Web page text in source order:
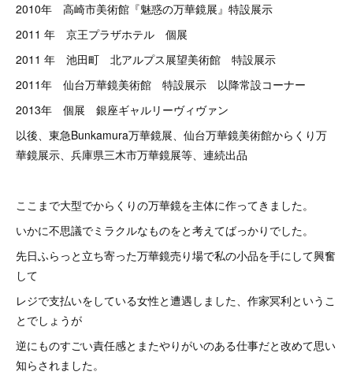
2010年 高崎市美術館『魅惑の万華鏡展』特設展示
2011 年 京王プラザホテル 個展
2011 年 池田町 北アルプス展望美術館 特設展示
2011年 仙台万華鏡美術館 特設展示 以降常設コーナー
2013年 個展 銀座ギャルリーヴィヴァン
以後、東急Bunkamura万華鏡展、仙台万華鏡美術館からくり万
華鏡展示、兵庫県三木市万華鏡展等、連続出品
ここまで大型でからくりの万華鏡を主体に作ってきました。
いかに不思議でミラクルなものをと考えてばっかりでした。
先日ふらっと立ち寄った万華鏡売り場で私の小品を手にして興奮
して
レジで支払いをしている女性と遭遇しました、作家冥利というこ
とでしょうが
逆にものすごい責任感とまたやりがいのある仕事だと改めて思い
知らされました。